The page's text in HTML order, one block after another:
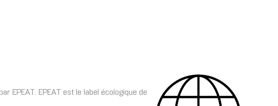
EPEAT. EPEAT est le label écologique de